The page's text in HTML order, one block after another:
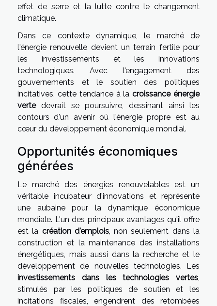
effet de serre et la lutte contre le changement
climatique.
Dans ce contexte dynamique, le marché de
l'énergie renouvelle devient un terrain fertile pour
les investissements et les innovations
technologiques. Avec l'engagement des
gouvernements et le soutien des politiques
incitatives, cette tendance à lacroissance énergie
vertedevrait se poursuivre, dessinant ainsi les
contours d'un avenir où l'énergie propre est au
cœur du développement économique mondial.
Opportunités économiques
générées
Le marché des énergies renouvelables est un
véritable incubateur d'innovations et représente
une aubaine pour la dynamique économique
mondiale. L'un des principaux avantages qu'il offre
est la création d'emplois, non seulement dans la
construction et la maintenance des installations
énergétiques, mais aussi dans la recherche et le
développement de nouvelles technologies. Les
investissements dans les technologies vertes
stimulés par les politiques de soutien et les
incitations fiscales, engendrent des retombées